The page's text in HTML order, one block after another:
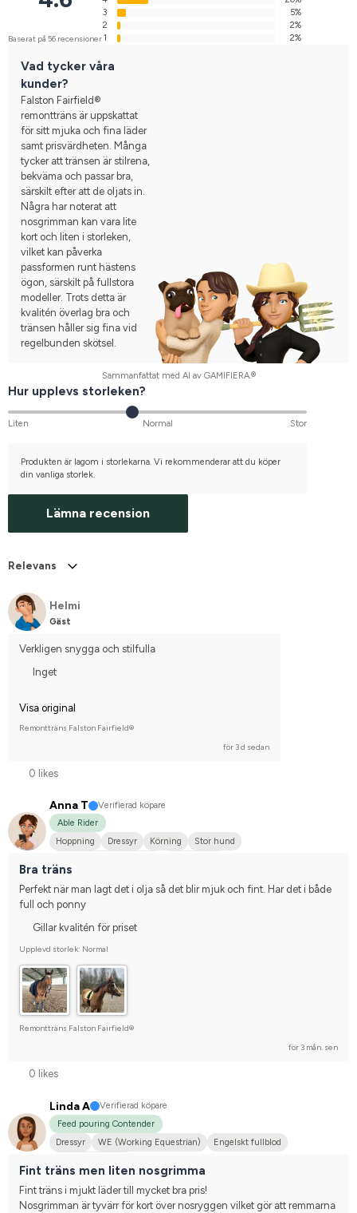
Baserat på 56 recensioner
3
5%
2
2%
1
2%
Vad tycker våra
kunder?
Falston Fairfield®
remontträns är uppskattat
för sitt mjuka och fina läder
samt prisvärdheten. Många
tycker att tränsen är stilrena,
bekväma och passar bra,
särskilt efter att de oljats in.
Några har noterat att
nosgrimman kan vara lite
kort och liten i storleken,
vilket kan påverka
passformen runt hästens
ögon, särskilt på fullstora
modeller. Trots detta är
kvalitén överlag bra och
tränsen håller sig fina vid
regelbunden skötsel.
Sammanfattat med AI av GAMIFIERA.®
Hur upplevs storleken?
Liten Normal Stor
Produkten är lagom i storlekarna. Vi rekommenderar att du köper
din vanliga storlek.
Lämna recension
Relevans
Helmi
Gäst
Verkligen snygga och stilfulla
Inget
Visa original
Remontträns Falston Fairfield®
för 3 d sedan
0 likes
Anna T
Verifierad köpare
Able Rider
Hoppning
Dressyr Körning
Stor hund
Bra träns
Perfekt när man lagt det i olja så det blir mjuk och fint. Har det i både
full och ponny
Gillar kvalitén för priset
Upplevd storlek: Normal
Remontträns Falston Fairfield®
för 3 mån. sen
0 likes
Linda A
Verifierad köpare
Feed pouring Contender
Dressyr
WE (Working Equestrian)
Engelskt fullblod
Fint träns men liten nosgrimma
Fint träns i mjukt läder till mycket bra pris!
Nosgrimman är tyvärr för kort över nosryggen vilket gör att remmarna